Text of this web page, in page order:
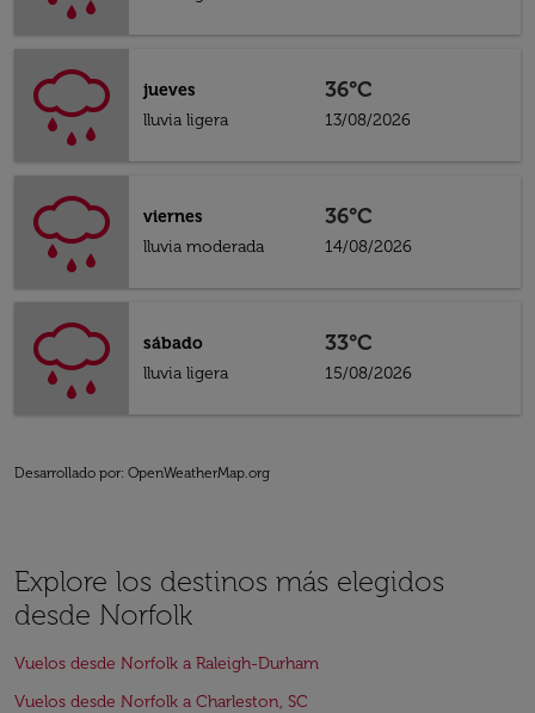
jueves
lluvia ligera
36°C
13/08/2026
viernes
lluvia moderada
36°C
14/08/2026
sábado
lluvia ligera
33°C
15/08/2026
Desarrollado por: OpenWeatherMap.org
Explore los destinos más elegidos
desde Norfolk
Vuelos desde Norfolk a Raleigh-Durham
Vuelos desde Norfolk a Charleston, SC